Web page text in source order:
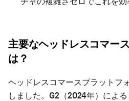
主要なヘッドレスコマー
は？
ヘッドレスコマースプラットフ
しました。G2（2024年）によ